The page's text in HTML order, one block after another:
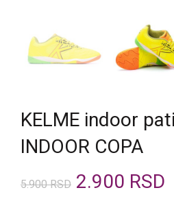
KELME indoor
INDOOR COPA
5.900RSD Originalna
2.900 RSD